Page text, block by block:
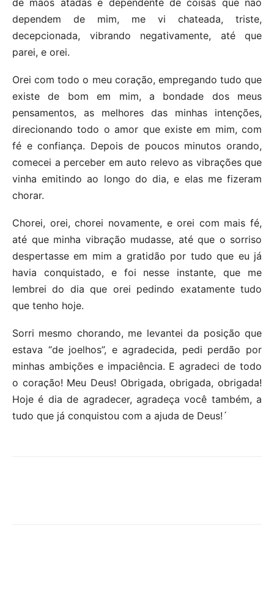
de mãos atadas e dependente de coisas que não
dependem de mim, me vi chateada, triste,
decepcionada, vibrando negativamente, até que
parei, e orei.
Orei com todo o meu coração, empregando tudo que
existe de bom em mim, a bondade dos meus
pensamentos, as melhores das minhas intenções,
direcionando todo o amor que existe em mim, com
fé e confiança. Depois de poucos minutos orando,
comecei a perceber em auto relevo as vibrações que
vinha emitindo ao longo do dia, e elas me fizeram
chorar.
Chorei, orei, chorei novamente, e orei com mais fé,
até que minha vibração mudasse, até que o sorriso
despertasse em mim a gratidão por tudo que eu já
havia conquistado, e foi nesse instante, que me
lembrei do dia que orei pedindo exatamente tudo
que tenho hoje.
Sorri mesmo chorando, me levantei da posição que
estava “de joelhos”, e agradecida, pedi perdão por
minhas ambições e impaciência. E agradeci de todo
o coração! Meu Deus! Obrigada, obrigada, obrigada!
Hoje é dia de agradecer, agradeça você também, a
tudo que já conquistou com a ajuda de Deus!´